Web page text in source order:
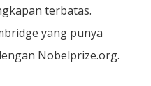
terbatas.
yang punya
Nobelprize.org.